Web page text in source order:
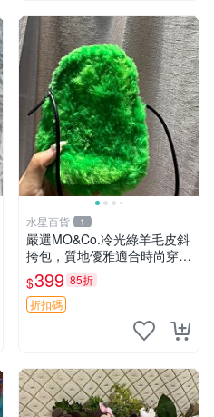
水星百貨 1
嚴選MO&Co.冷光綠羊毛皮斜
挎包，質地優雅適合時尚穿搭
冷光綠 皮包 斜挎包
$399 85折
折扣碼